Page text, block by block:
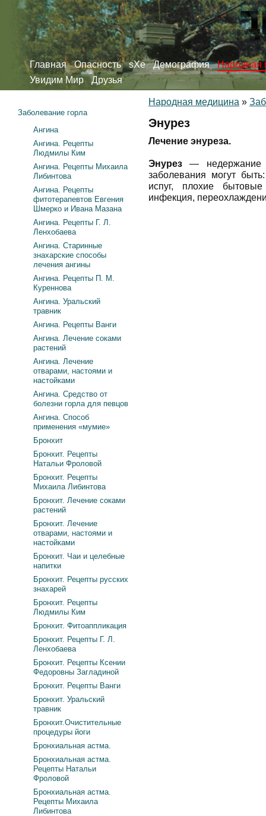
Главная Опасность sXe Демография
Народная
Увидим Мир
Друзья
Народная медицина »
Энурез
Лечение энуреза.
Энурез — недержание
заболевания могут
испуг, плохие
инфекция,
Заболевание горла
Ангина
Ангина. Рецепты
Людмилы Ким
Ангина. Рецепты Михаила
Либинтова
Ангина. Рецепты
фитотерапевтов Евгения
Шмерко и Ивана Мазана
Ангина. Рецепты Г. Л.
Ленхобаева
Ангина. Старинные
знахарские способы
лечения ангины
Ангина. Рецепты П. М.
Куреннова
Ангина. Уральский
травник
Ангина. Рецепты Ванги
Ангина. Лечение соками
растений
Ангина. Лечение
отварами, настоями и
настойками
Ангина. Средство от
болезни горла для певцов
Ангина. Способ
применения «мумие»
Бронхит
Бронхит. Рецепты
Натальи Фроловой
Бронхит. Рецепты
Михаила Либинтова
Бронхит. Лечение соками
растений
Бронхит. Лечение
отварами, настоями и
настойками
Бронхит. Чаи и целебные
напитки
Бронхит. Рецепты русских
знахарей
Бронхит. Рецепты
Людмилы Ким
Бронхит. Фитоаппликация
Бронхит. Рецепты Г. Л.
Ленхобаева
Бронхит. Рецепты Ксении
Федоровны Загладиной
Бронхит. Рецепты Ванги
Бронхит. Уральский
травник
Бронхит.Очистительные
процедуры йоги
Бронхиальная астма.
Бронхиальная астма.
Рецепты Натальи
Фроловой
Бронхиальная астма.
Рецепты Михаила
Либинтова